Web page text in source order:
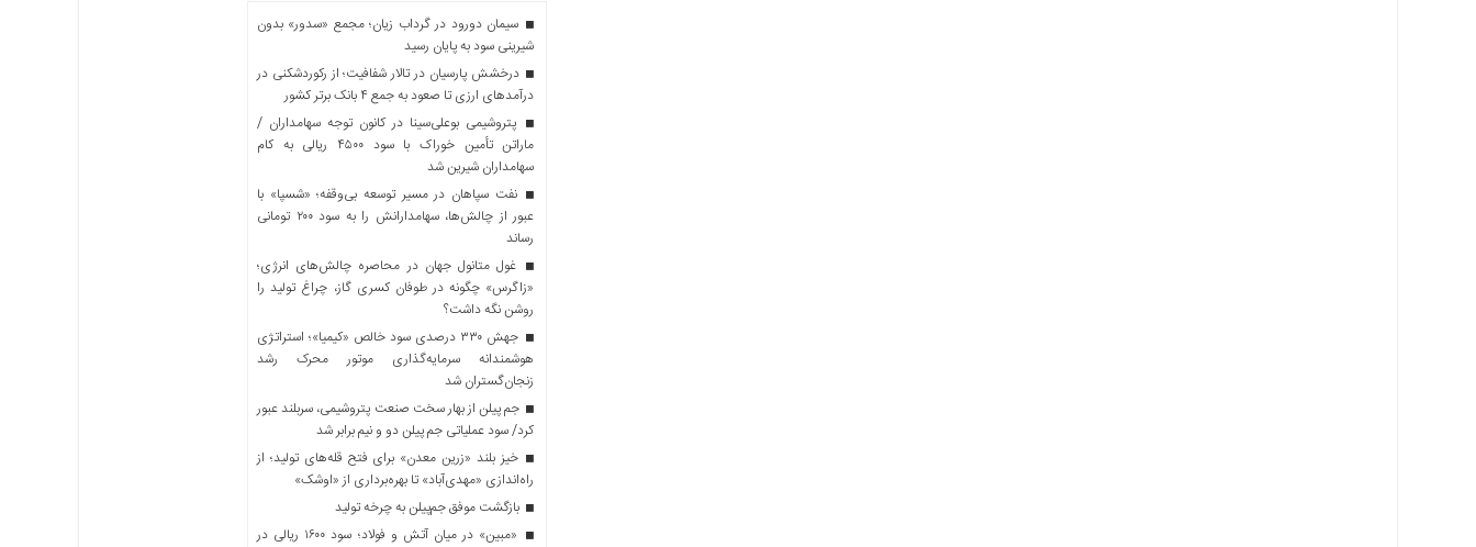
سیمان دورود در گرداب زیان؛ مجمع «سدور» بدون
شیرینی سود به پایان رسید
درخشش پارسیان در تالار شفافیت؛ از رکوردشکنی در
درآمدهای ارزی تا صعود به جمع ۴ بانک برتر کشور
پتروشیمی بوعلی‌سینا در کانون توجه سهامداران /
ماراتن تأمین خوراک با سود ۴۵۰۰ ریالی به کام
سهامداران شیرین شد
نفت سپاهان در مسیر توسعه بی‌وقفه؛ «شسپا» با
عبور از چالش‌ها، سهامدارانش را به سود ۲۰۰ تومانی
رساند
غول متانول جهان در محاصره چالش‌های انرژی؛
«زاگرس» چگونه در طوفان کسری گاز، چراغ تولید را
روشن نگه داشت؟
جهش ۳۳۰ درصدی سود خالص «کیمیا»؛ استراتژی
هوشمندانه سرمایه‌گذاری موتور محرک رشد
زنجان‌گستران شد
جم پیلن از بهار سخت صنعت پتروشیمی، سربلند عبور
کرد/ سود عملیاتی جم پیلن دو و نیم برابر شد
خیز بلند «زرین معدن» برای فتح قله‌های تولید؛ از
راه‌اندازی «مهدی‌آباد» تا بهره‌برداری از «اوشک»
بازگشت موفق جم‌پیلن به چرخه تولید
«مبین» در میان آتش و فولاد؛ سود ۱۶۰۰ ریالی در